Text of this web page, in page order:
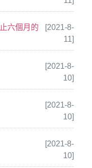
六個月的
[2021-8-
11]
[2021-8-
10]
[2021-8-
10]
[2021-8-
10]